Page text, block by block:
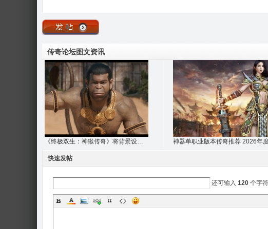
传奇论坛图文资讯
《终极双生：神猴传奇》将背景设定在基什金
快速发帖
还可输入 120 个字符